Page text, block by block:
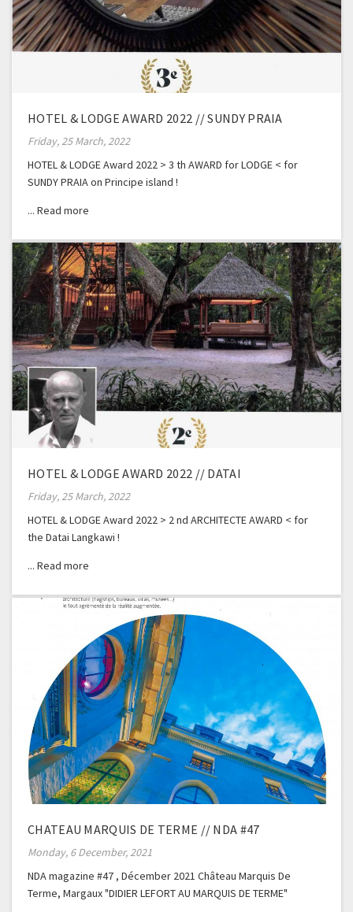
HOTEL & LODGE AWARD 2022 // SUNDY PRAIA
Friday, 25 March, 2022
HOTEL & LODGE Award 2022 > 3 th AWARD for LODGE < for
SUNDY PRAIA on Principe island !
HOTEL & LODGE AWARD 2022 // DATAI
Friday, 25 March, 2022
HOTEL & LODGE Award 2022 > 2 nd ARCHITECTE AWARD < for
the Datai Langkawi !
CHATEAU MARQUIS DE TERME // NDA #47
Monday, 6 December, 2021
NDA magazine #47 , Décember 2021 Château Marquis De
Terme, Margaux "DIDIER LEFORT AU MARQUIS DE TERME"